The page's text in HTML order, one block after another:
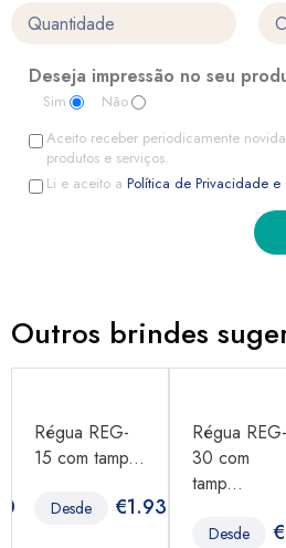
Deseja impressão no seu
Sim
Não
Aceito receber periodicamente
produtos e serviços.
Li e aceito a Política de Privacidade e
Outros brindes
Régua REG-
15 com tamp...
Desde €1.93
Régua REG-
30 com
tamp...
Desde €